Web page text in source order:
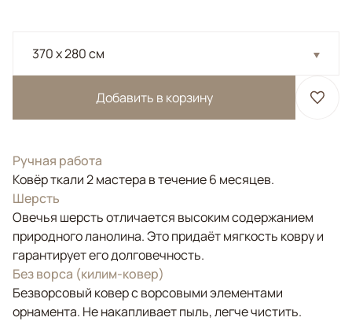
370 x 280 см
Добавить в корзину
Ручная работа
Ковёр ткали 2 мастера в течение 6 месяцев.
Шерсть
Овечья шерсть отличается высоким содержанием
природного ланолина. Это придаёт мягкость ковру и
гарантирует его долговечность.
Без ворса (килим-ковер)
Безворсовый ковер с ворсовыми элементами
орнамента. Не накапливает пыль, легче чистить.